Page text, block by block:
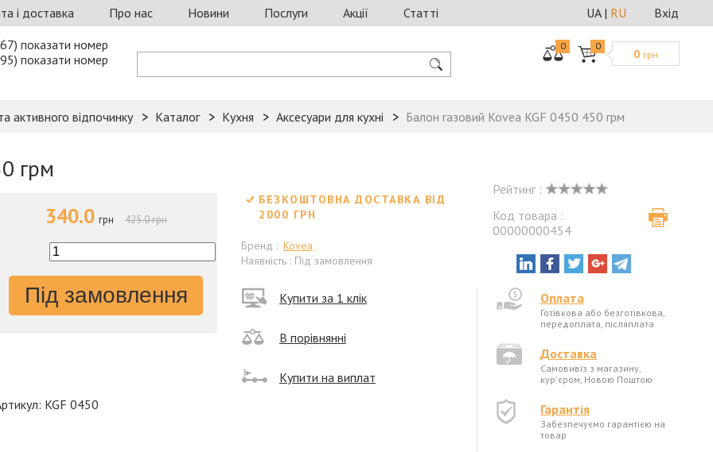
і доставка Про нас Новини Послуги Акції Статті Вхід
UA| RU
показати номер
показати номер
0 0
0 грн
активного відпочинку Каталог Кухня Аксесуари для кухні Балон газовий Kovea KGF 0450 450 грм
грм
Рейтинг :
Код товара :
00000000454
Оплата
Готівкова або безготівкова,
передоплата, післяплата
Доставка
Самовивіз з магазину,
кур'єром, Новою Поштою
Гарантія
Забезпечуємо гарантією на
товар
БЕЗКОШТОВНА ДОСТАВКА ВІД
2000 ГРН
Бренд : Kovea
Наявність : Під замовлення
340.0 грн 425.0 грн
Під замовлення Купити за 1 клік
В порівнянні
Купити на виплат
KGF 0450